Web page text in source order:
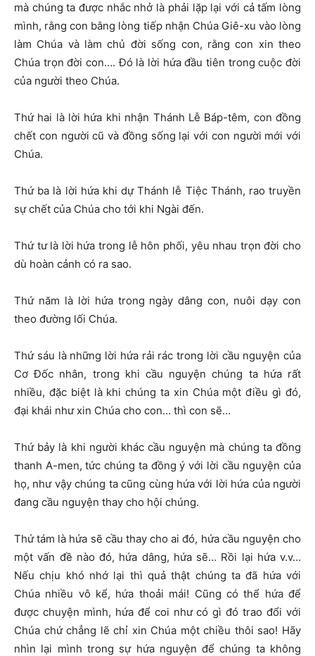
mà chúng ta được nhắc nhở là phải lặp lại với cả tấm lòng
mình, rằng con bằng lòng tiếp nhận Chúa Giê-xu vào lòng
làm Chúa và làm chủ đời sống con, rằng con xin theo
Chúa trọn đời con…. Đó là lời hứa đầu tiên trong cuộc đời
của người theo Chúa.
Thứ hai là lời hứa khi nhận Thánh Lễ Báp-têm, con đồng
chết con người cũ và đồng sống lại với con người mới với
Chúa.
Thứ ba là lời hứa khi dự Thánh lễ Tiệc Thánh, rao truyền
sự chết của Chúa cho tới khi Ngài đến.
Thứ tư là lời hứa trong lễ hôn phối, yêu nhau trọn đời cho
dù hoàn cảnh có ra sao.
Thứ năm là lời hứa trong ngày dâng con, nuôi dạy con
theo đường lối Chúa.
Thứ sáu là những lời hứa rải rác trong lời cầu nguyện của
Cơ Đốc nhân, trong khi cầu nguyện chúng ta hứa rất
nhiều, đặc biệt là khi chúng ta xin Chúa một điều gì đó,
đại khái như xin Chúa cho con… thì con sẽ…
Thứ bảy là khi người khác cầu nguyện mà chúng ta đồng
thanh A-men, tức chúng ta đồng ý với lời cầu nguyện của
họ, như vậy chúng ta cũng cùng hứa với lời hứa của người
đang cầu nguyện thay cho hội chúng.
Thứ tám là hứa sẽ cầu thay cho ai đó, hứa cầu nguyện cho
một vấn đề nào đó, hứa dâng, hứa sẽ… Rồi lại hứa v.v…
Nếu chịu khó nhớ lại thì quả thật chúng ta đã hứa với
Chúa nhiều vô kể, hứa thoải mái! Cũng có thể hứa để
được chuyện mình, hứa để coi như có gì đó trao đổi với
Chúa chứ chẳng lẽ chỉ xin Chúa một chiều thôi sao! Hãy
nhìn lại mình trong sự hứa nguyện để chúng ta không